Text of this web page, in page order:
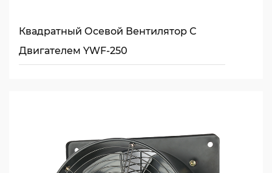
Квадратный Осевой Вентилятор С
Двигателем YWF-250